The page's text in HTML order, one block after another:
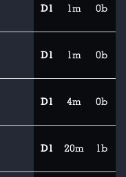
D1 1m 0b
D1 1m 0b
D1 4m 0b
D1 20m 1b